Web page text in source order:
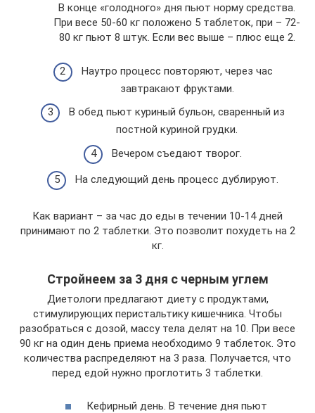
В конце «голодного» дня пьют норму средства.
При весе 50-60 кг положено 5 таблеток, при – 72-
80 кг пьют 8 штук. Если вес выше – плюс еще 2.
Наутро процесс повторяют, через час
завтракают фруктами.
В обед пьют куриный бульон, сваренный из
постной куриной грудки.
Вечером съедают творог.
На следующий день процесс дублируют.
Как вариант – за час до еды в течении 10-14 дней
принимают по 2 таблетки. Это позволит похудеть на 2
кг.
Стройнеем за 3 дня с черным углем
Диетологи предлагают диету с продуктами,
стимулирующих перистальтику кишечника. Чтобы
разобраться с дозой, массу тела делят на 10. При весе
90 кг на один день приема необходимо 9 таблеток. Это
количества распределяют на 3 раза. Получается, что
перед едой нужно проглотить 3 таблетки.
Кефирный день. В течение дня пьют